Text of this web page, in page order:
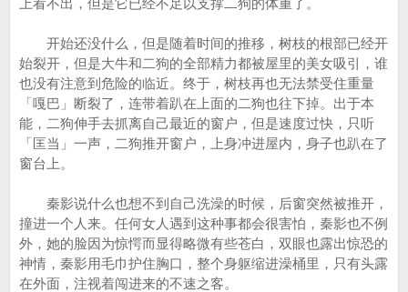
上看不出，但是它已经不足以支撑二狗的体重了。
开始还没什么，但是随着时间的推移，树枝的根部已经开
始裂开，但是大牛和二狗的全部精力都被屋里的美女吸引，谁
也没有注意到危险的临近。终于，树枝再也无法禁受住重量
「嘎巴」断裂了，连带着趴在上面的二狗也往下掉。出于本
能，二狗伸手去抓离自己最近的窗户，但是速度过快，只听
「匡当」一声，二狗推开窗户，上身冲进屋内，身子也趴在了
窗台上。
秦影说什么也想不到自己洗澡的时候，后窗突然被推开，
撞进一个人来。任何女人遇到这种事都会很害怕，秦影也不例
外，她的脸因为惊愕而显得略微有些苍白，双眼也露出惊恐的
神情，秦影用毛巾护住胸口，整个身躯缩进澡桶里，只有头露
在外面，注视着闯进来的不速之客。